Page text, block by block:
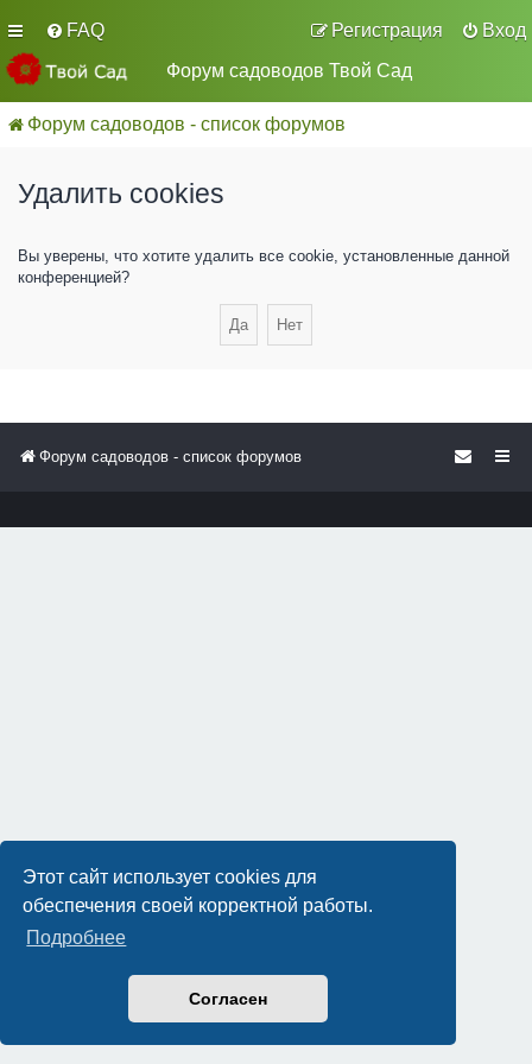
Этот сайт использует cookies для
обеспечения своей корректной работы.
Подробнее
Согласен
FAQ Вход
Регистрация
Форум садоводов Твой Сад
Форум садоводов - список форумов
Удалить cookies
Вы уверены, что хотите удалить все cookie, установленные данной
конференцией?
Форум садоводов - список форумов